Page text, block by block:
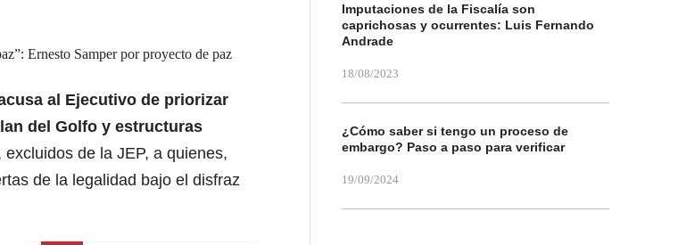
Ernesto Samper por proyecto de paz
al Ejecutivo de priorizar
del Golfo y estructuras
excluidos de la JEP, a quienes,
de la legalidad bajo el disfraz
Imputaciones de la Fiscalía son
caprichosas y ocurrentes: Luis Fernando
Andrade
18/08/2023
¿Cómo saber si tengo un proceso de
embargo? Paso a paso para verificar
19/09/2024